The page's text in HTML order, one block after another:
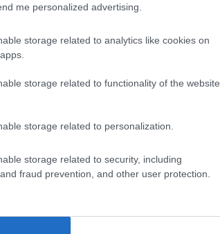
me personalized advertising.
storage related to analytics like cookies on
storage related to functionality of the website
storage related to personalization.
storage related to security, including
fraud prevention, and other user protection.
lemezt, amire
20 dalt
Sheeran, a